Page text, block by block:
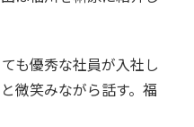
も優秀な社員が入社し
微笑みながら話す。福